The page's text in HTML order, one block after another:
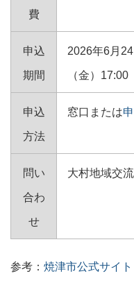
費
申込
期間
2026年6月
（金）
申込
方法
窓口または
問い
合わ
せ
大村地域交
参考： 焼津市公式サイト